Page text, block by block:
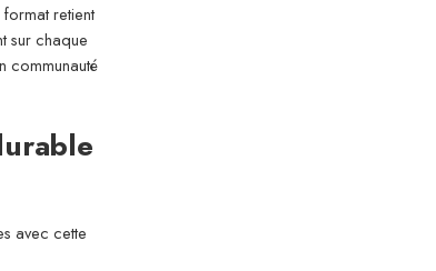
retient
sur chaque
communauté
avec cette